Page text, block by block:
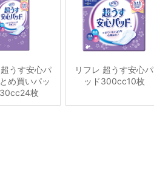
うす安心パ
め買いパッ
枚
リフレ 超うす安心パ
ッド300cc10枚